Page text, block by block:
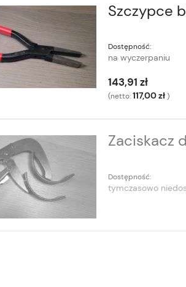
Szczypce
Dostępność:
na wyczerpaniu
143,91 zł
(netto:117,00 zł)
Zaciskacz
Dostępność:
tymczasowo